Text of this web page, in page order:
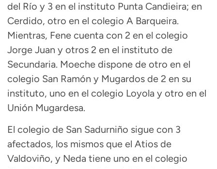
del Río y 3 en el instituto Punta Candieira; en
Cerdido, otro en el colegio A Barqueira.
Mientras, Fene cuenta con 2 en el colegio
Jorge Juan y otros 2 en el instituto de
Secundaria. Moeche dispone de otro en el
colegio San Ramón y Mugardos de 2 en su
instituto, uno en el colegio Loyola y otro en el
Unión Mugardesa.
El colegio de San Sadurniño sigue con 3
afectados, los mismos que el Atios de
Valdoviño, y Neda tiene uno en el colegio